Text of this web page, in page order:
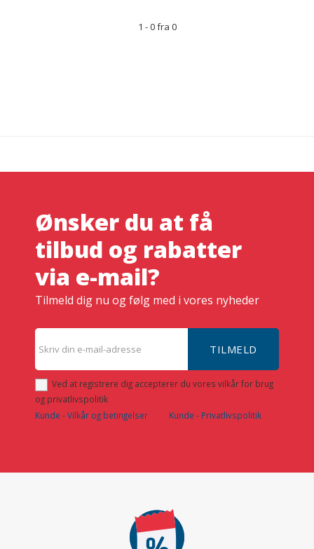
1 - 0 fra 0
Ønsker du at få
tilbud og rabatter
via e-mail?
Tilmeld dig nu og følg med i vores nyheder
TILMELD
Ved at registrere dig accepterer du vores vilkår for brug
og privatlivspolitik
Kunde - Vilkår og betingelser
Kunde - Privatlivspolitik